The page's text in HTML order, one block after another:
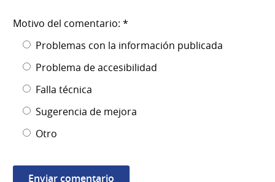
Motivo del comentario: *
Problemas con la información publicada
Problema de accesibilidad
Falla técnica
Sugerencia de mejora
Otro